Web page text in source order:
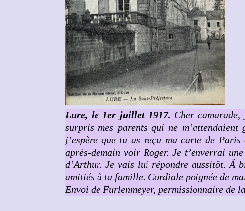
Lure, le 1er juillet 1917. Cher
surpris mes parents qui ne
j’espère que tu as reçu ma carte de
après-demain voir Roger. Je t’enverrai
d’Arthur. Je vais lui répondre aussitôt. Á
amitiés à ta famille. Cordiale poignée de
Envoi de Furlenmeyer, permissionnaire de